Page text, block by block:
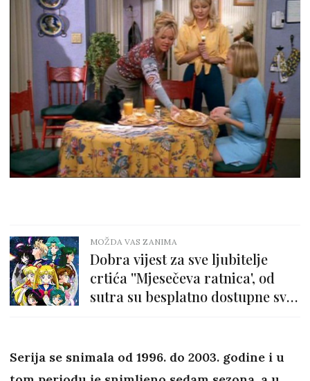
MOŽDA VAS ZANIMA
Dobra vijest za sve ljubitelje
crtića ''Mjesečeva ratnica', od
sutra su besplatno dostupne sve
Serija se snimala od 1996. do 2003. godine i u